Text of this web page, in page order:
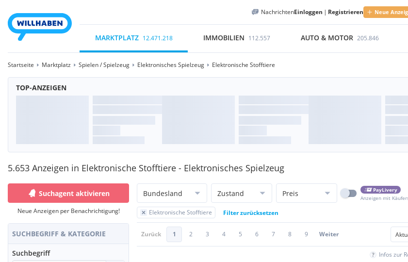
NachrichtenEinloggen | Registrieren Neue
MARKTPLATZ 12.471.218 IMMOBILIEN 112.557 AUTO & MOTOR 205.846
Startseite Marktplatz Spielen / Spielzeug Elektronisches Spielzeug Elektronische Stofftiere
TOP-ANZEIGEN
5.653 Anzeigen in Elektronische Stofftiere - Elektronisches Spielzeug
Suchagent aktivieren
Neue Anzeigen per Benachrichtigung!
SUCHBEGRIFF & KATEGORIE
Suchbegriff
Bundesland Zustand Preis
PayLivery
Anzeigen mit
Elektronische Stofftiere Filter zurücksetzen
Zurück 1 2 3 4 5 6 7 8 9 Weiter
Infos zur